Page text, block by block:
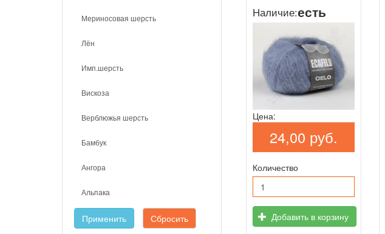
Мериносовая шерсть
Лён
Имп.шерсть
Вискоза
Верблюжья шерсть
Бамбук
Ангора
Альпака
Применить Сбросить
Наличие:есть
Цена:
24,00 руб.
Количество
Добавить в корзину